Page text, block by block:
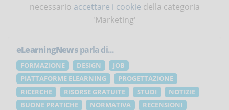
necessario accettare i cookie della categoria
'Marketing'
eLearningNewsparla di...
FORMAZIONE DESIGN
JOB
PIATTAFORME ELEARNING
PROGETTAZIONE
RICERCHE
RISORSE GRATUITE STUDI
NOTIZIE
BUONE PRATICHE
NORMATIVA
RECENSIONI